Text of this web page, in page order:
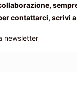
contattarci, scrivi a
newsletter